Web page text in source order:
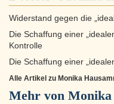
Widerstand gegen die
Die Schaffung einer
Kontrolle
Die Schaffung einer
Alle Artikel zu Monika
Mehr von Monika